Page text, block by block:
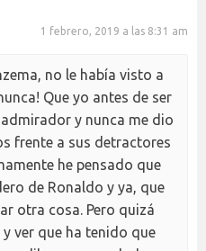
1 febrero, 2019 a las 8:31 am
no le había visto a
Que yo antes de ser
y nunca me dio
frente a sus detractores
he pensado que
de Ronaldo y ya, que
otra cosa. Pero quizá
ver que ha tenido que